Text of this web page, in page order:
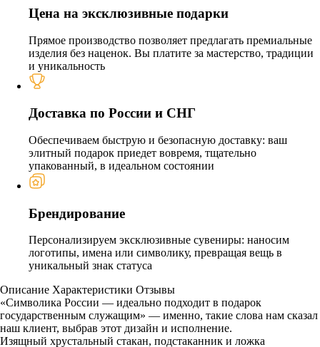
Цена на эксклюзивные подарки
Прямое производство позволяет предлагать премиальные
изделия без наценок. Вы платите за мастерство, традиции
и уникальность
Доставка по России и СНГ
Обеспечиваем быструю и безопасную доставку: ваш
элитный подарок приедет вовремя, тщательно
упакованный, в идеальном состоянии
Брендирование
Персонализируем эксклюзивные сувениры: наносим
логотипы, имена или символику, превращая вещь в
уникальный знак статуса
Описание Характеристики Отзывы
«Символика России — идеально подходит в подарок
государственным служащим» — именно, такие слова нам сказал
наш клиент, выбрав этот дизайн и исполнение.
Изящный хрустальный стакан, подстаканник и ложка